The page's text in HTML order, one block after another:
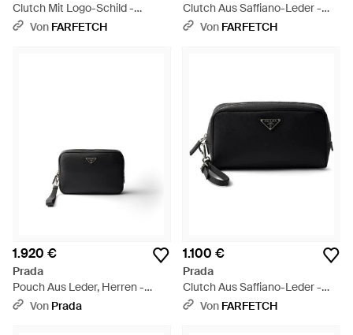
Clutch Mit Logo-Schild -
Schwarz
Von FARFETCH
Clutch Aus Saffiano-Leder -
Schwarz
Von FARFETCH
1.920 €
Prada
Pouch Aus Leder, Herren -
Schwarz
Von Prada
1.100 €
Prada
Clutch Aus Saffiano-Leder -
Schwarz
Von FARFETCH